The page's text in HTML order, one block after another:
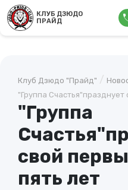
КЛУБ ДЗЮДО
ПРАЙД
Клуб Дзюдо "Прайд" /
"Группа
"Группа
свой
пять лет